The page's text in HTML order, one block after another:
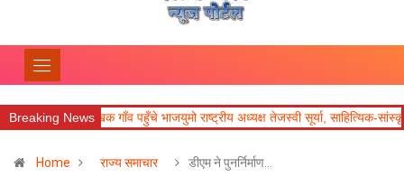
Breaking News
लेखक गाँव पहुँचे भाजयुमो राष्ट्रीय अध्यक्ष तेजस्वी सूर्या, साहित्यिक-सांस्कृतिक पहल की
Home राज्य समाचार डीएम ने पुनर्निर्माण…